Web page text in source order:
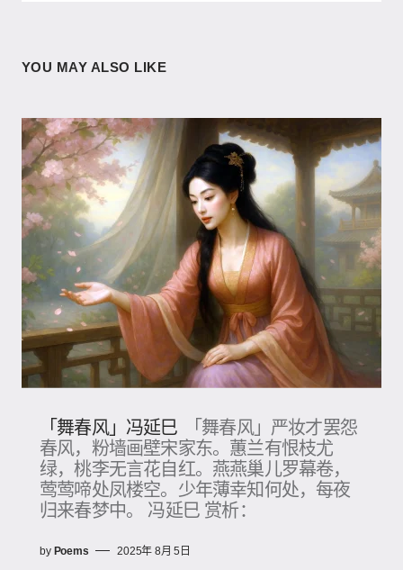
YOU MAY ALSO LIKE
「舞春风」冯延巳
「舞春风」严妆才罢怨
春风，粉墙画壁宋家东。蕙兰有恨枝尤
绿，桃李无言花自红。燕燕巢儿罗幕卷，
莺莺啼处凤楼空。少年薄幸知何处，每夜
归来春梦中。 冯延巳 赏析：
by Poems 2025年 8月 5日